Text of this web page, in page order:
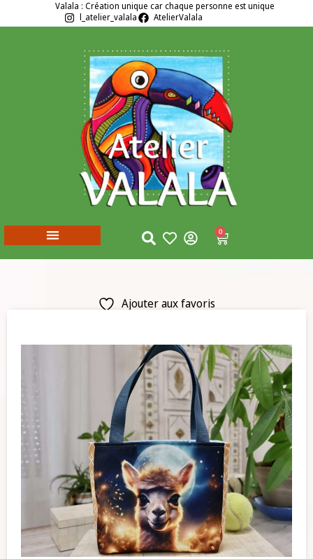
Valala : Création unique car chaque personne est unique
l_atelier_valala
AtelierValala
0
Ajouter aux favoris